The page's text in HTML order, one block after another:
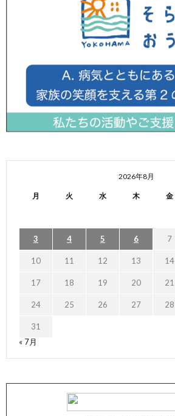
2026年8月
月 火 水 木 金
3 4 5 6 7
10 11 12 13 14
17 18 19 20 21
24 25 26 27 28
31
« 7月